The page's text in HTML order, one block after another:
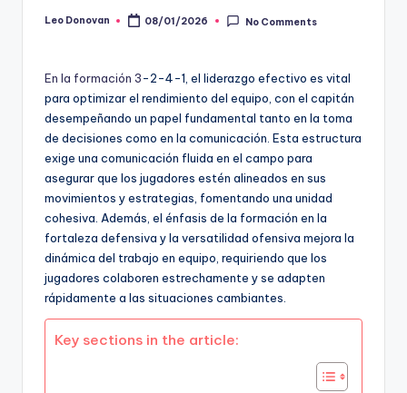
Posted
Leo Donovan 08/01/2026 No Comments
En la formación 3-2-4-1, el liderazgo efectivo es vital
para optimizar el rendimiento del equipo, con el capitán
desempeñando un papel fundamental tanto en la toma
de decisiones como en la comunicación. Esta estructura
exige una comunicación fluida en el campo para
asegurar que los jugadores estén alineados en sus
movimientos y estrategias, fomentando una unidad
cohesiva. Además, el énfasis de la formación en la
fortaleza defensiva y la versatilidad ofensiva mejora la
dinámica del trabajo en equipo, requiriendo que los
jugadores colaboren estrechamente y se adapten
rápidamente a las situaciones cambiantes.
Key sections in the article: